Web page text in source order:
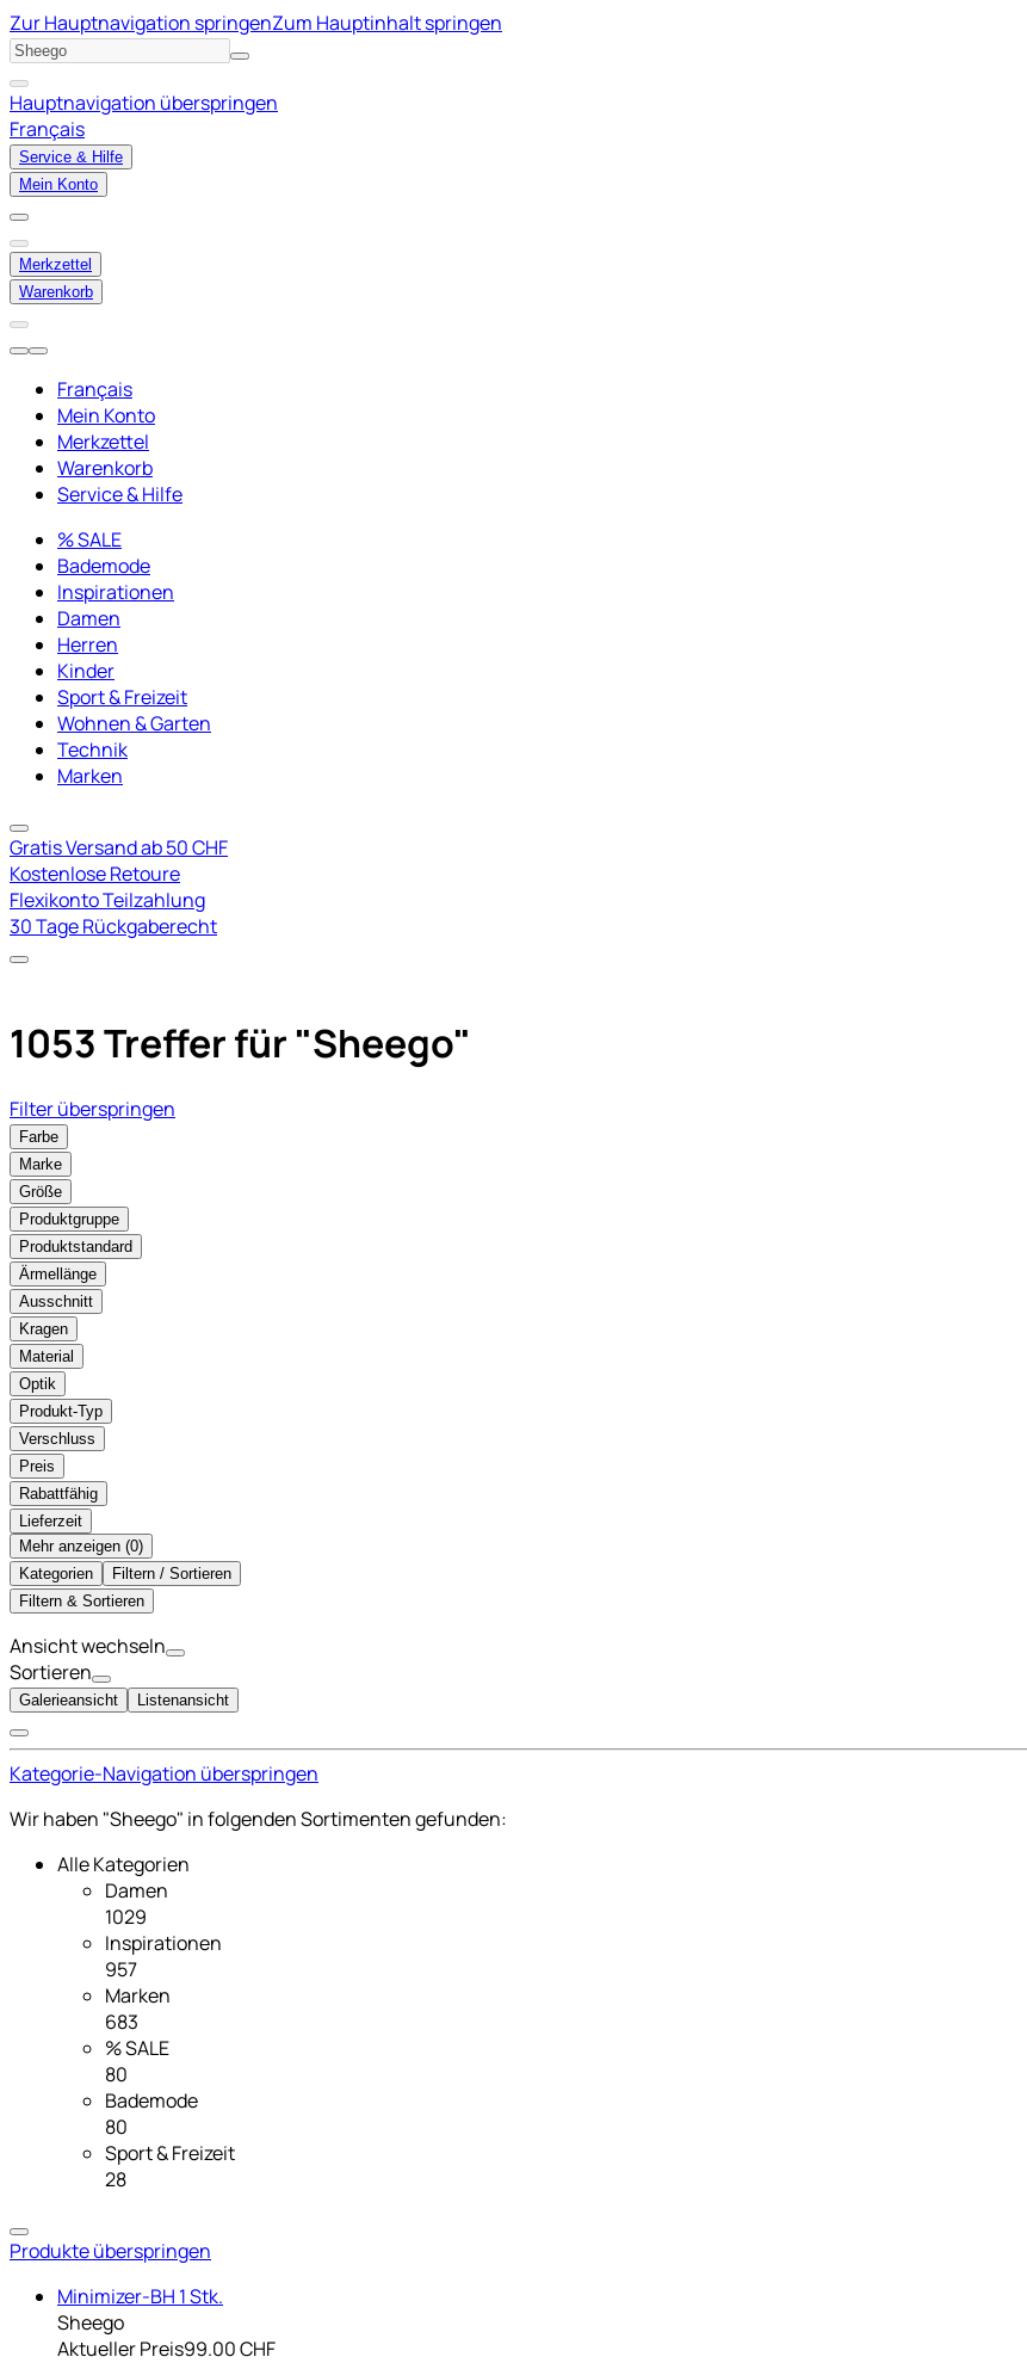
Zur Hauptnavigation springenZum Hauptinhalt springen
Hauptnavigation überspringen
Français
Service & Hilfe
Mein Konto
Merkzettel
Warenkorb
Français
Mein Konto
Merkzettel
Warenkorb
Service & Hilfe
% SALE
Bademode
Inspirationen
Damen
Herren
Kinder
Sport & Freizeit
Wohnen & Garten
Technik
Marken
Gratis Versand ab 50 CHF
Kostenlose Retoure
Flexikonto Teilzahlung
30 Tage Rückgaberecht
1053 Treffer für "Sheego"
Filter überspringen
Farbe
Marke
Größe
Produktgruppe
Produktstandard
Ärmellänge
Ausschnitt
Kragen
Material
Optik
Produkt-Typ
Verschluss
Preis
Rabattfähig
Lieferzeit
Mehr anzeigen ( )
Kategorien
Filtern / Sortieren
Filtern & Sortieren
Ansicht wechseln
Sortieren
Galerieansicht Listenansicht
Kategorie-Navigation überspringen
Wir haben "Sheego" in folgenden Sortimenten gefunden:
Alle Kategorien
Damen
1029
Inspirationen
957
Marken
683
% SALE
80
Bademode
80
Sport & Freizeit
28
Produkte überspringen
Minimizer-BH 1 Stk.
Sheego
Aktueller Preis99.00 CHF